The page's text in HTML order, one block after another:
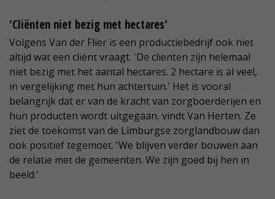
'Cliënten niet bezig met hectares'
Volgens Van der Flier is een productiebedrijf ook niet
altijd wat een cliënt vraagt. 'De cliënten zijn helemaal
niet bezig met het aantal hectares. 2 hectare is al veel,
in vergelijking met hun achtertuin.' Het is vooral
belangrijk dat er van de kracht van zorgboerderijen en
hun producten wordt uitgegaan, vindt Van Herten. Ze
ziet de toekomst van de Limburgse zorglandbouw dan
ook positief tegemoet. 'We blijven verder bouwen aan
de relatie met de gemeenten. We zijn goed bij hen in
beeld.'